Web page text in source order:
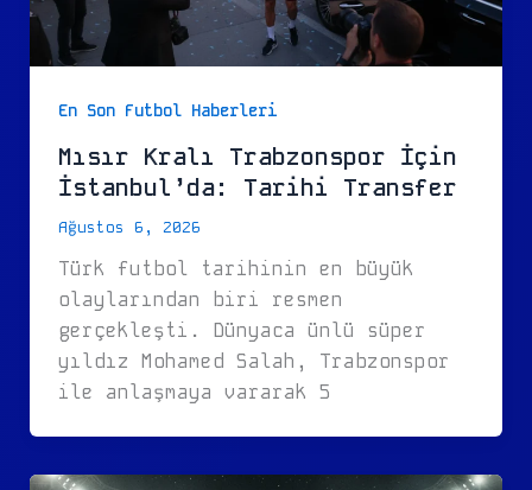
En Son Futbol Haberleri
Mısır Kralı Trabzonspor İçin
İstanbul’da: Tarihi Transfer
Ağustos 6, 2026
Türk futbol tarihinin en büyük
olaylarından biri resmen
gerçekleşti. Dünyaca ünlü süper
yıldız Mohamed Salah, Trabzonspor
ile anlaşmaya vararak 5